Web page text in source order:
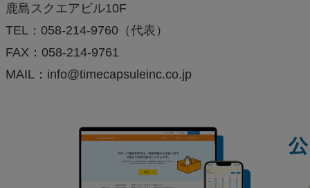
鹿島スクエアビル10F
TEL：058-214-9760（代表）
FAX：058-214-9761
MAIL：info@timecapsuleinc.co.jp